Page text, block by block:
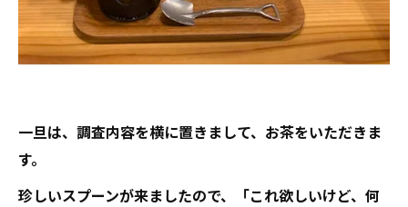
一旦は、調査内容を横に置きまして、お茶をいただきま
す。
珍しいスプーンが来ましたので、「これ欲しいけど、何